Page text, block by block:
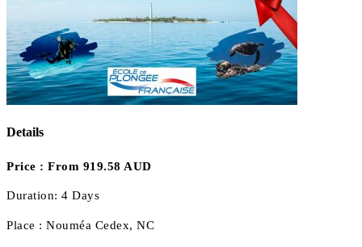
Details
Price : From 919.58 AUD
Duration: 4 Days
Place : Nouméa Cedex, NC